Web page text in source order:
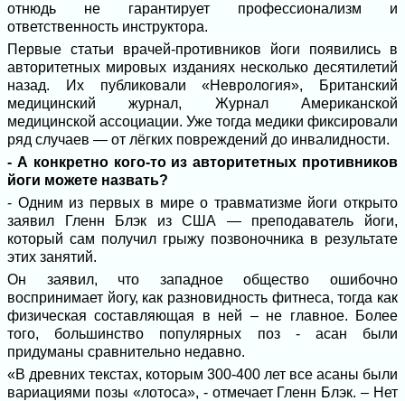
отнюдь не гарантирует профессионализм и
ответственность инструктора.
Первые статьи врачей-противников йоги появились в
авторитетных мировых изданиях несколько десятилетий
назад. Их публиковали «Неврология», Британский
медицинский журнал, Журнал Американской
медицинской ассоциации. Уже тогда медики фиксировали
ряд случаев — от лёгких повреждений до инвалидности.
- А конкретно кого-то из авторитетных противников
йоги можете назвать?
- Одним из первых в мире о травматизме йоги открыто
заявил Гленн Блэк из США — преподаватель йоги,
который сам получил грыжу позвоночника в результате
этих занятий.
Он заявил, что западное общество ошибочно
воспринимает йогу, как разновидность фитнеса, тогда как
физическая составляющая в ней – не главное. Более
того, большинство популярных поз - асан были
придуманы сравнительно недавно.
«В древних текстах, которым 300-400 лет все асаны были
вариациями позы «лотоса», - отмечает Гленн Блэк. – Нет